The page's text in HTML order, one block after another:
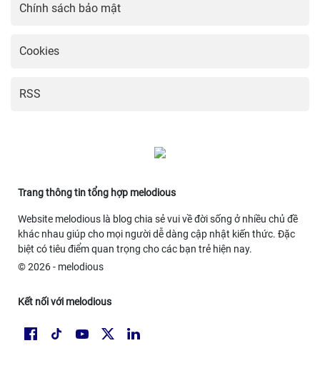
Chính sách bảo mật
Cookies
RSS
Trang thông tin tổng hợp melodious
Website melodious là blog chia sẻ vui về đời sống ở nhiều chủ đề
khác nhau giúp cho mọi người dễ dàng cập nhật kiến thức. Đặc
biệt có tiêu điểm quan trọng cho các bạn trẻ hiện nay.
© 2026 - melodious
Kết nối với melodious